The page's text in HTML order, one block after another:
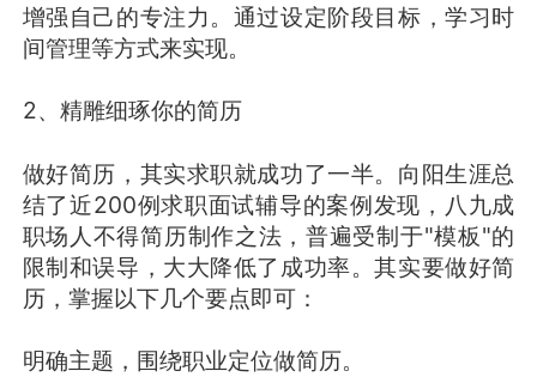
增强自己的专注力。通过设定阶段目标，学习时
间管理等方式来实现。
2、精雕细琢你的简历
做好简历，其实求职就成功了一半。向阳生涯总
结了近200例求职面试辅导的案例发现，八九成
职场人不得简历制作之法，普遍受制于"模板"的
限制和误导，大大降低了成功率。其实要做好简
历，掌握以下几个要点即可：
明确主题，围绕职业定位做简历。